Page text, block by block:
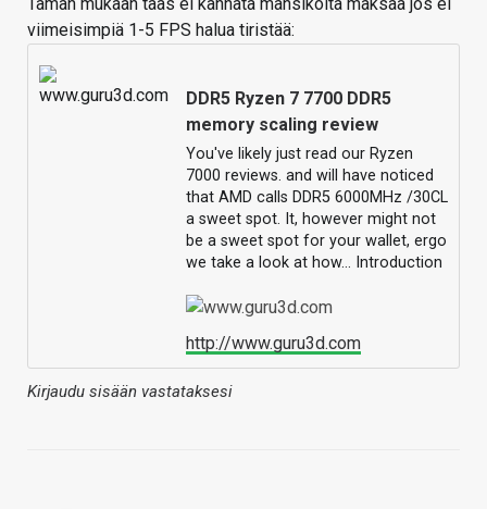
Tämän mukaan taas ei kannata mansikoita maksaa jos ei
viimeisimpiä 1-5 FPS halua tiristää:
DDR5 Ryzen 7 7700 DDR5
memory scaling review
You've likely just read our Ryzen
7000 reviews. and will have noticed
that AMD calls DDR5 6000MHz /30CL
a sweet spot. It, however might not
be a sweet spot for your wallet, ergo
we take a look at how… Introduction
http://www.guru3d.com
Kirjaudu sisään vastataksesi